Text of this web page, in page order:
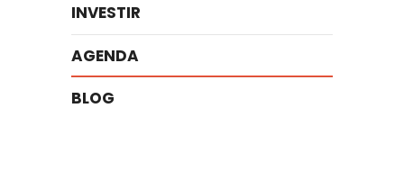
INVESTIR
AGENDA
BLOG